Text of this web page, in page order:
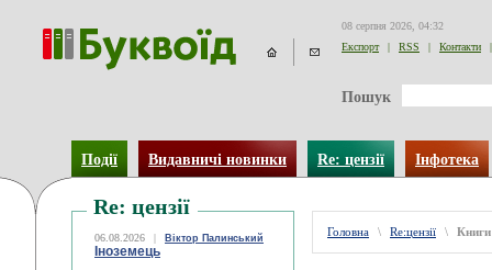
08 серпня 2026, 04:32
Експорт
| RSS | Контакти |
Пошук
Події Видавничі новинки Re: цензії Інфотека
Re: цензії
06.08.2026 | Віктор Палинський
Іноземець
Головна \ Re:цензії \ Книги